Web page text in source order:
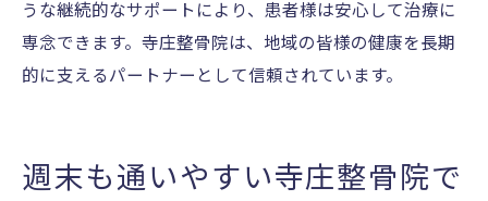
うな継続的なサポートにより、患者様は安心して治療に
専念できます。寺庄整骨院は、地域の皆様の健康を長期
的に支えるパートナーとして信頼されています。
週末も通いやすい寺庄整骨院で